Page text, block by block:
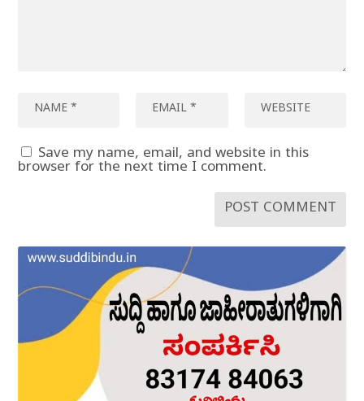
Save my name, email, and website in this
browser for the next time I comment.